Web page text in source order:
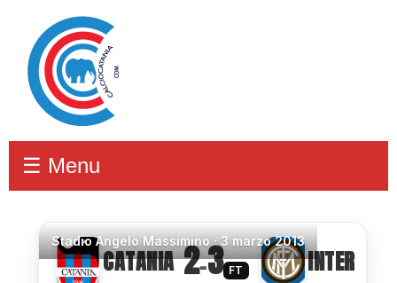
☰ Menu
StadioAngelo Massimino ·3 marzo 2013
CATANIA 2–3 FT INTER